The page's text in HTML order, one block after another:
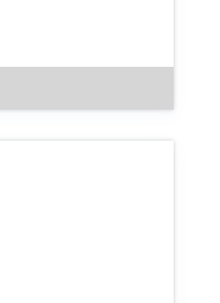
just nu, vänligen